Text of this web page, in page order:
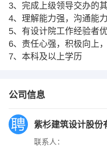
3、完成上级领导交办的其
4、理解能力强，沟通能力
5、有设计院工作经验者优
6、责任心强，积极向上
7、本科及以上学历
公司信息
紫杉建筑设计股份
联系人：